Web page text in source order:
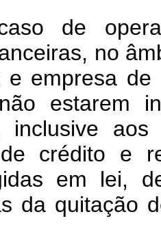
de
no
e empresa
estarem
inclusive
crédito e
em lei,
da quitação